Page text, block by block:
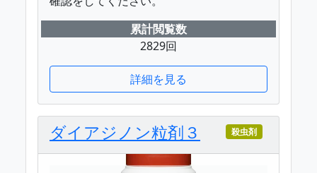
累計閲覧数
2829回
詳細を見る
ダイアジノン粒剤３ 殺虫剤